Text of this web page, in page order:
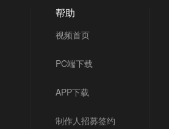
帮助
视频首页
PC端下载
APP下载
制作人招募签约